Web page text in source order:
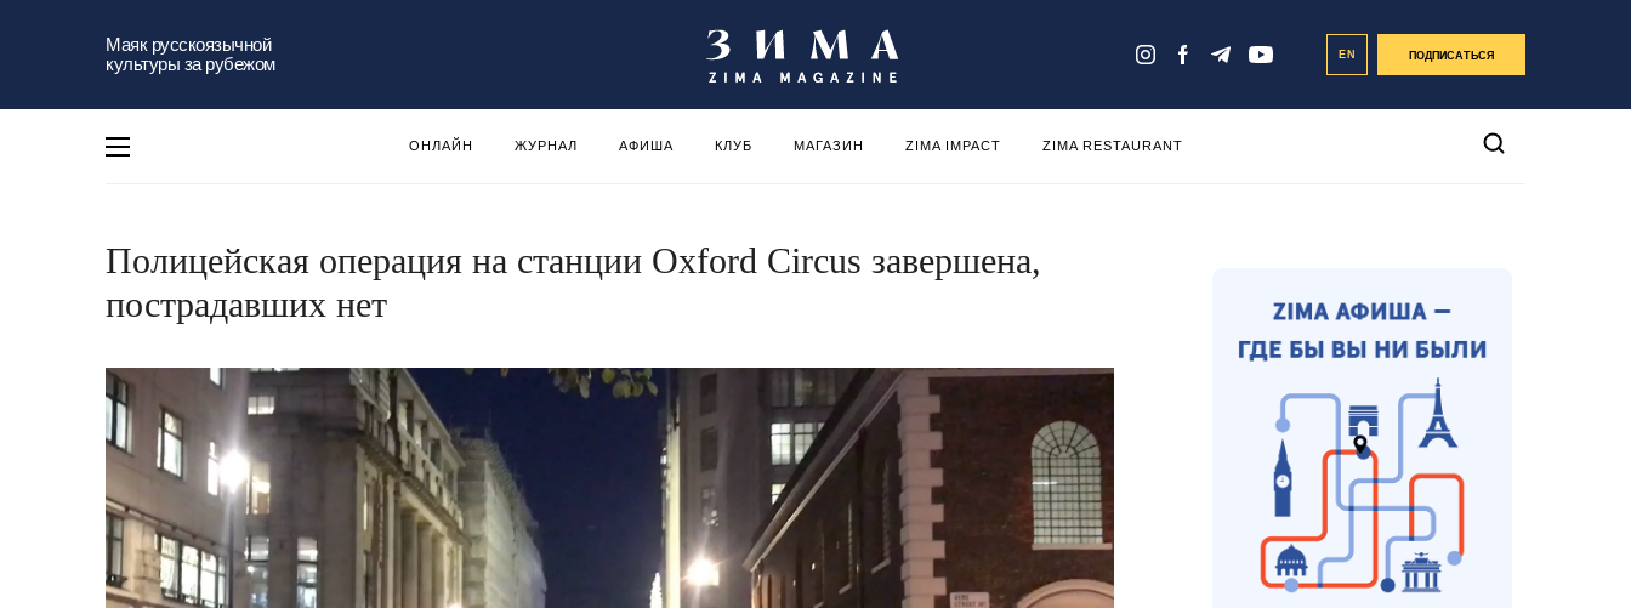
Маяк русскоязычной
культуры за рубежом
EN ПОДПИСАТЬСЯ
ОНЛАЙН ЖУРНАЛ АФИША КЛУБ МАГАЗИН ZIMA IMPACT ZIMA RESTAURANT
Полицейская операция на станции Oxford Circus завершена,
пострадавших нет